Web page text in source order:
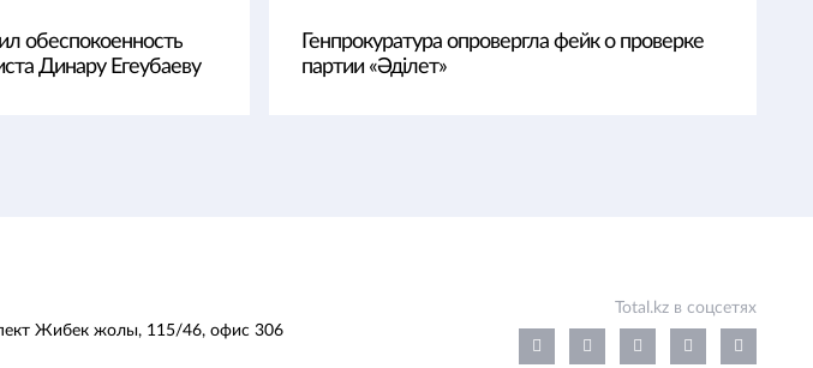
обеспокоенность
Динару Егеубаеву
Генпрокуратура опровергла фейк о проверке
партии «Әділет»
Жибек жолы, 115/46, офис 306
Total.kz в соцсетях